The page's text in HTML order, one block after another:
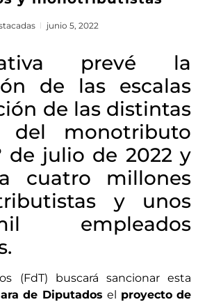
junio 5, 2022
prevé la
de las escalas
de las distintas
del monotributo
de julio de 2022 y
cuatro millones
y unos
empleados
(FdT) buscará sancionar esta
de Diputados el proyecto de